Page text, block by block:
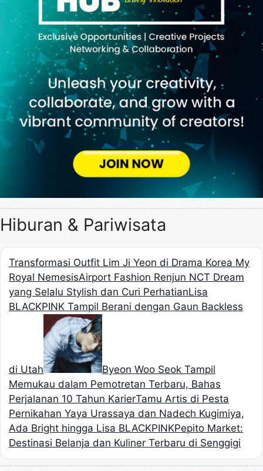
Hiburan & Pariwisata
Transformasi Outfit Lim Ji Yeon di Drama Korea My
Royal NemesisAirport Fashion Renjun NCT Dream
yang Selalu Stylish dan Curi PerhatianLisa
BLACKPINK Tampil Berani dengan Gaun Backless
di Utah
Byeon Woo Seok Tampil
Memukau dalam Pemotretan Terbaru, Bahas
Perjalanan 10 Tahun KarierTamu Artis di Pesta
Pernikahan Yaya Urassaya dan Nadech Kugimiya,
Ada Bright hingga Lisa BLACKPINKPepito Market:
Destinasi Belanja dan Kuliner Terbaru di Senggigi